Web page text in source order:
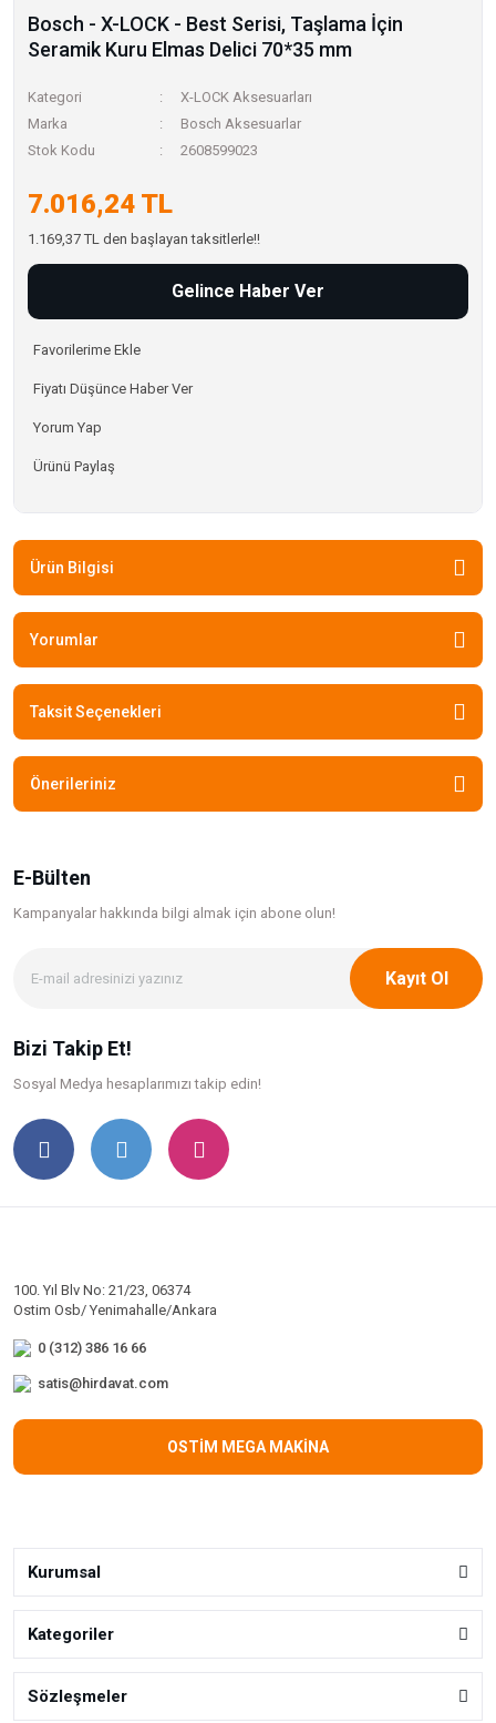
Bosch - X-LOCK - Best Serisi, Taşlama İçin
Seramik Kuru Elmas Delici 70*35 mm
Kategori
X-LOCK Aksesuarları
Marka
Bosch Aksesuarlar
Stok Kodu
2608599023
7.016,24 TL
1.169,37 TL den başlayan taksitlerle!!
Gelince Haber Ver
Fiyatı Düşünce Haber Ver
Yorum Yap
Ürünü Paylaş
Ürün Bilgisi
Yorumlar
Taksit Seçenekleri
Önerileriniz
E-Bülten
Kampanyalar hakkında bilgi almak için abone olun!
Kayıt Ol
Bizi Takip Et!
Sosyal Medya hesaplarımızı takip edin!
100. Yıl Blv No: 21/23, 06374
Ostim Osb/ Yenimahalle/Ankara
0 (312) 386 16 66
satis@hirdavat.com
OSTİM MEGA MAKİNA
Kurumsal
Kategoriler
Sözleşmeler